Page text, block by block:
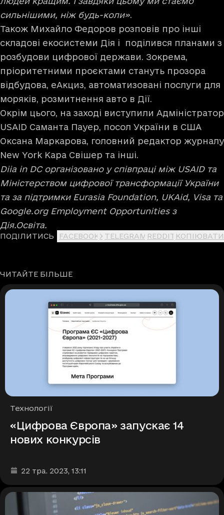
сильнішими, ніж будь-коли».
Також Михайло Федоров розповів про інші
складові екосистеми Дія і поділився планами з
розбудови цифрової держави. Зокрема,
пріоритетними проєктами стануть прозора
відбудова, еАкциз, автоматизовані послуги для
моряків, розмитнення авто в Дії.
Окрім цього, на заході виступили Адміністратор
USAID Саманта Пауер, посол України в США
Оксана Маркарова, головний редактор журналу
New York Кара Свішер та інші.
Diia in DC організовано у співпраці між USAID та
Міністерством цифрової трансформації України
та за підтримки Eurasia Foundation, UKAid, Visa та
Google.org Employment Opportunities з
Дія.Освіта.
ПОДІЛИТИСЬ FACEBOOK X TELEGRAM REDDIT КОПІЮВАТИ
ЧИТАЙТЕ БІЛЬШЕ
Рубрики
Технології
«Цифрова Європа» запускає 14
нових конкурсів
Дата та час публікації
22 тра. 2023, 13:11